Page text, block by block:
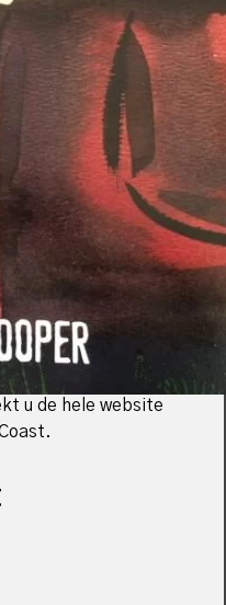
deel van de zeer
van Coast to
compleet overzicht
met ons opnemen.
ook een
met prijzen
staan de meest
bovenaan. Andere
jaartal,
genre en label) staan
in het
u de hele website